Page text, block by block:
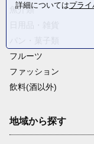
魚介類
フルーツ
ファッション
飲料(酒以外)
地域から探す
詳細についてはプラ